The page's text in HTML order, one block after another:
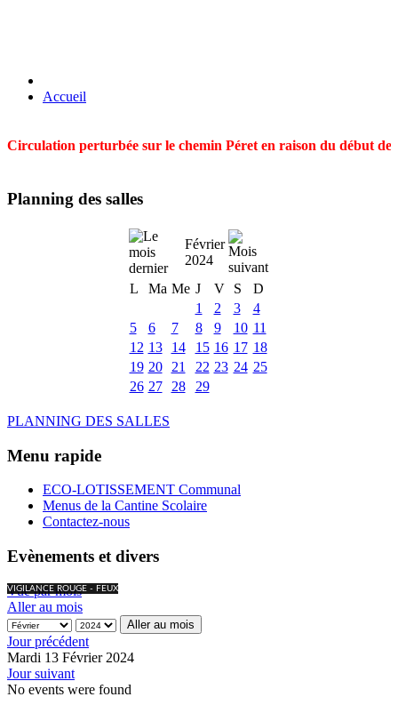
Accueil
Circulation perturbée sur le chemin Péret en raison du début
Planning des salles
Février
2024
L
Ma Me J V S
D
1
2 3
4
5
6 7 8 9 10 11
12 13 14 15 16 17 18
19 20 21 22 23 24 25
26 27 28 29
PLANNING DES SALLES
Menu rapide
ECO-LOTISSEMENT Communal
Menus de la Cantine Scolaire
Contactez-nous
Evènements et divers
VIGILANCE ROUGE - FEUX
Vue par mois
Aller au mois
Aller au mois
Jour précédent
Mardi 13 Février 2024
Jour suivant
No events were found